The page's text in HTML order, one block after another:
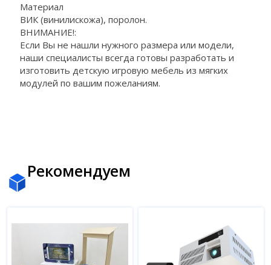
Материал
ВИК (винилискожа), поролон.
ВНИМАНИЕ!:
Если Вы не нашли нужного размера или модели,
наши специалисты всегда готовы разработать и
изготовить детскую игровую мебель из мягких
модулей по вашим пожеланиям.
Рекомендуем